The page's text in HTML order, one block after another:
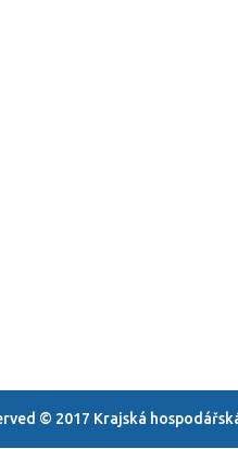
© 2017 Krajská